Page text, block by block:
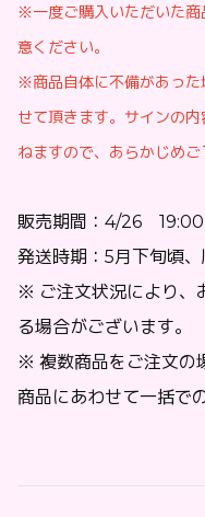
※一度ご購入いただいた商
意ください。
※商品自体に不備があった
せて頂きます。サインの
ねますので、あらかじめご
販売期間：4/26
発送時期：5月下旬頃
※ ご注文状況により、
る場合がございます。
※ 複数商品をご注文の
商品にあわせて一括で